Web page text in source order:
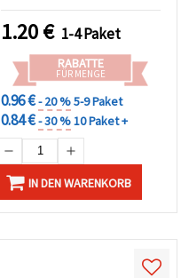
1.20€ 1-4 Paket
RABATTE
FÜR MENGE
0.96 €- 20 %5-9 Paket
0.84 €- 30 %10 Paket +
IN DEN WARENKORB